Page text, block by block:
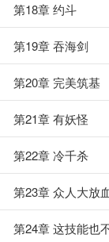
第18章 约斗
第19章 吞海剑
第20章 完美筑基
第21章 有妖怪
第22章 冷千杀
第23章 众人大放血
第24章 这技能也